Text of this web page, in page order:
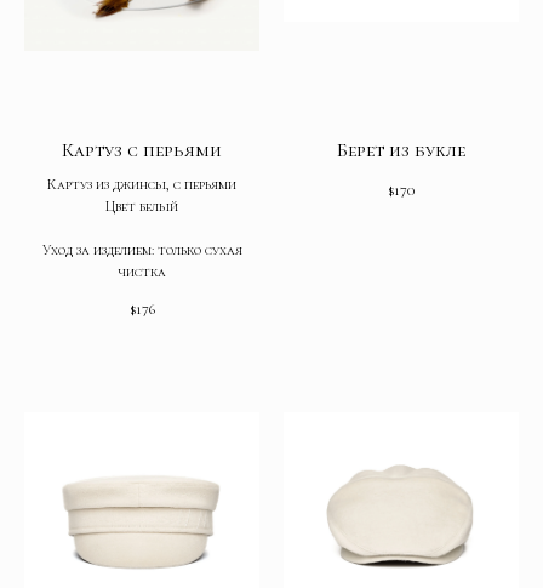
Картуз с перьями
Картуз из джинсы, с перьями
Цвет белый
Уход за изделием: только сухая
чистка
$176
Берет из букле
$170